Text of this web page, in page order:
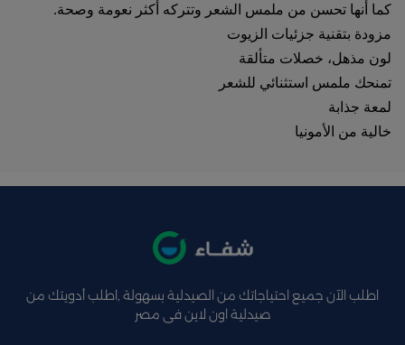
كما أنها تحسن من ملمس الشعر وتتركه أكثر نعومة وصحة.
مزودة بتقنية جزئيات الزيوت
لون مذهل، خصلات متألقة
تمنحك ملمس استثنائي للشعر
لمعة جذابة
خالية من الأمونيا
اطلب الآن جميع احتياجاتك من الصيدلية بسهولة ,اطلب أدويتك من
صيدلية اون لاين فى مصر